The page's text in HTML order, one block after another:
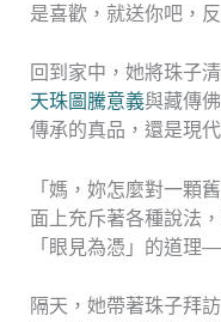
是喜歡，就送你吧，
回到家中，她將珠子
天珠圖騰意義與藏傳
傳承的真品，還是現
「媽，妳怎麼對一顆
面上充斥著各種說法
「眼見為憑」的道理
隔天，她帶著珠子拜